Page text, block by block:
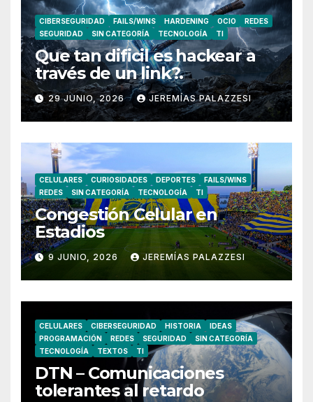
CIBERSEGURIDAD FAILS/WINS HARDENING OCIO
REDES
SEGURIDAD
SIN CATEGORÍA TECNOLOGÍA TI
Que tan dificil es hackear a
través de un link?.
29 JUNIO, 2026 JEREMÍAS PALAZZESI
CELULARES CURIOSIDADES DEPORTES
FAILS/WINS
REDES
SIN CATEGORÍA TECNOLOGÍA TI
Congestión Celular en
Estadios
9 JUNIO, 2026 JEREMÍAS PALAZZESI
CELULARES CIBERSEGURIDAD HISTORIA
IDEAS
PROGRAMACIÓN
REDES SEGURIDAD
SIN CATEGORÍA
TECNOLOGÍA
TEXTOS TI
DTN – Comunicaciones
tolerantes al retardo